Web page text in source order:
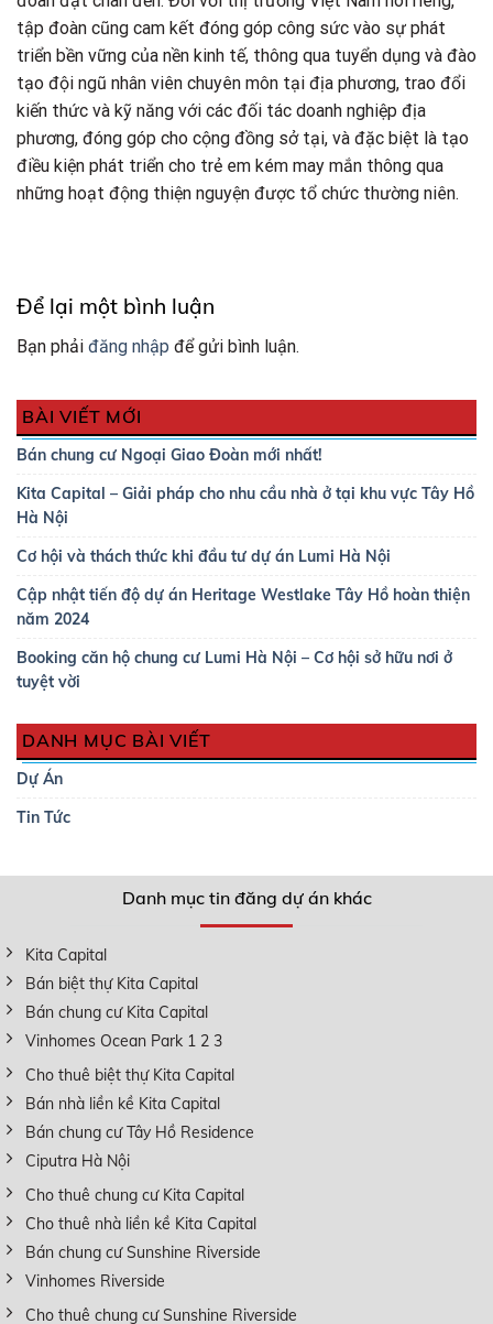
tập đoàn cũng cam kết đóng góp công sức vào sự phát
triển bền vững của nền kinh tế, thông qua tuyển dụng và đào
tạo đội ngũ nhân viên chuyên môn tại địa phương, trao đổi
kiến thức và kỹ năng với các đối tác doanh nghiệp địa
phương, đóng góp cho cộng đồng sở tại, và đặc biệt là tạo
điều kiện phát triển cho trẻ em kém may mắn thông qua
những hoạt động thiện nguyện được tổ chức thường niên.
Để lại một bình luận
Bạn phải đăng nhập để gửi bình luận.
BÀI VIẾT MỚI
Bán chung cư Ngoại Giao Đoàn mới nhất!
Kita Capital – Giải pháp cho nhu cầu nhà ở tại khu vực Tây Hồ
Hà Nội
Cơ hội và thách thức khi đầu tư dự án Lumi Hà Nội
Cập nhật tiến độ dự án Heritage Westlake Tây Hồ hoàn thiện
năm 2024
Booking căn hộ chung cư Lumi Hà Nội – Cơ hội sở hữu nơi ở
tuyệt vời
DANH MỤC BÀI VIẾT
Dự Án
Tin Tức
Danh mục tin đăng dự án khác
Kita Capital
Bán biệt thự Kita Capital
Bán chung cư Kita Capital
Vinhomes Ocean Park 1 2 3
Cho thuê biệt thự Kita Capital
Bán nhà liền kề Kita Capital
Bán chung cư Tây Hồ Residence
Ciputra Hà Nội
Cho thuê chung cư Kita Capital
Cho thuê nhà liền kề Kita Capital
Bán chung cư Sunshine Riverside
Vinhomes Riverside
Cho thuê chung cư Sunshine Riverside